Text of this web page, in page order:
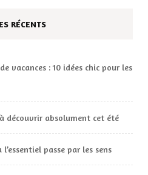
RÉCENTS
vacances : 10 idées chic pour les
découvrir absolument cet été
l’essentiel passe par les sens